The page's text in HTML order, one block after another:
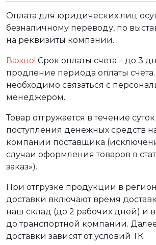
Оплата для юридических лиц
безналичному переводу, по
на реквизиты компании.
Важно! Срок оплаты счета – до 3
продление периода оплаты счета.
необходимо связаться с
менеджером.
Товар отгружается в течение
поступления денежных средств
компании поставщика
случаи оформления товаров в
заказ»).
При отгрузке продукции в
доставки включают время
наш склад (до 2 рабочих дней) и
до транспортной компании.
доставки зависят от условий ТК.